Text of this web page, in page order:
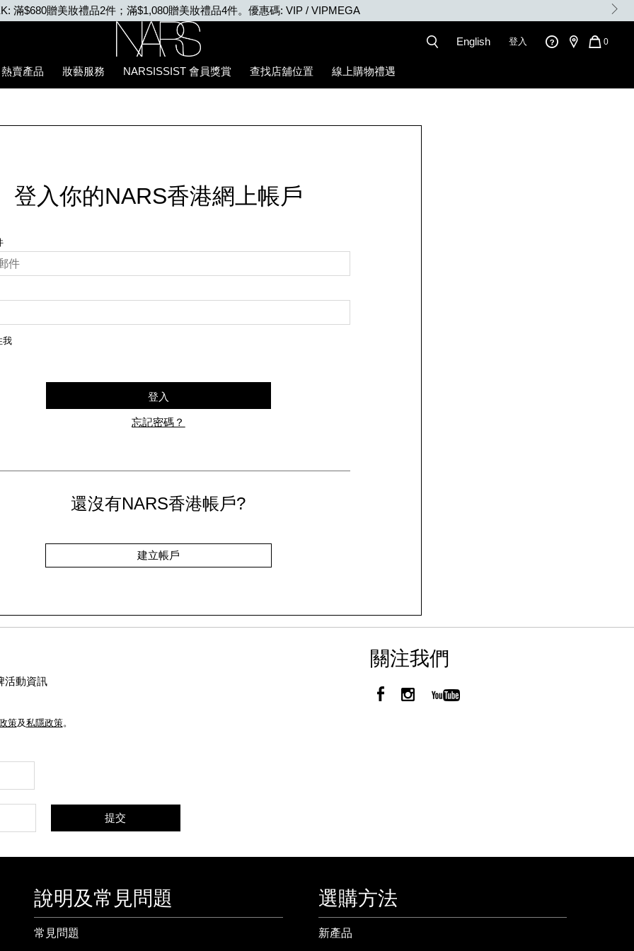
滿$680贈美妝禮品2件；滿$1,080贈美妝禮品4件。優惠碼: VIP / VIPMEGA
English 登入
CART
0
熱賣產品 妝藝服務 NARSISSIST 會員獎賞 查找店舖位置 線上購物禮遇
登入你的NARS香港網上帳戶
我
登入
忘記密碼？
還沒有NARS香港帳戶?
建立帳戶
活動資訊
策及私隱政策。
提交
關注我們
說明及常見問題
常見問題
選購方法
新產品